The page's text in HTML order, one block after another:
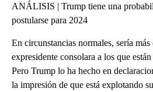
ANÁLISIS | Trump tiene una
postularse para 2024
En circunstancias normales, sería
expresidente consolara a los que
Pero Trump lo ha hecho en
la impresión de que está explotando